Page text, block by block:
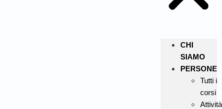
CHI
SIAMO
PERSONE
Tutti i
corsi
Attività